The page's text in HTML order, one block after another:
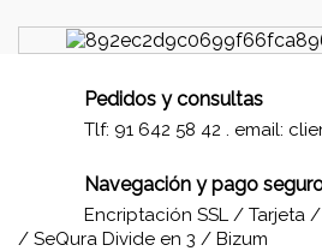
Pedidos y consultas
Tlf: 91 642 58 42 . email:
Navegación y pago
Encriptación SSL / Tarjeta
/ SeQura Divide en 3 / Bizum